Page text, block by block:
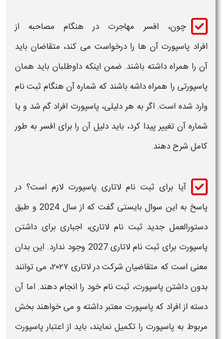
چون، افسر مهاجرت در هنگام مصاحبه از
افراد پاسپورت آن ها را درخواست می کند، متقاضان باید
آن را همراه داشته باشند. ضمن اینکه داوطلبان باید همان
پاسپورتی را همراه داشه باشند که شماره آن هنگام ثبت نام
وارد شده است. اگر به هر دلیلی،پاسپورت افراد گم شد و یا
شماره آن تغییر پیدا کرد، باید دلیل آن را برای افسر به طور
کامل شرح دهند.
آیا برای ثبت نام لاتاری پاسپورت لازم است؟ در
پاسخ به این سوال بایستی گفت که از سال 2024 و طبق
دستورالعمل جدیدثبت نام لاتاری، اجباری برای داشتن
پاسپورت برای ثبت نام لاتاری 2027
وجود ندارد. این بدان
معنی است که متقاضیان شرکت درلاتاری ۲۰۲۷، می توانند
بدون داشتنپاسپورت، ثبت نامخود را انجام دهند. اما آن
دسته از افراد که پاسپورت معتبر داشته و می خواهند بخش
مربوط به پاسپورت را تکمیل نمایند، باید از اعتبارپاسپورت